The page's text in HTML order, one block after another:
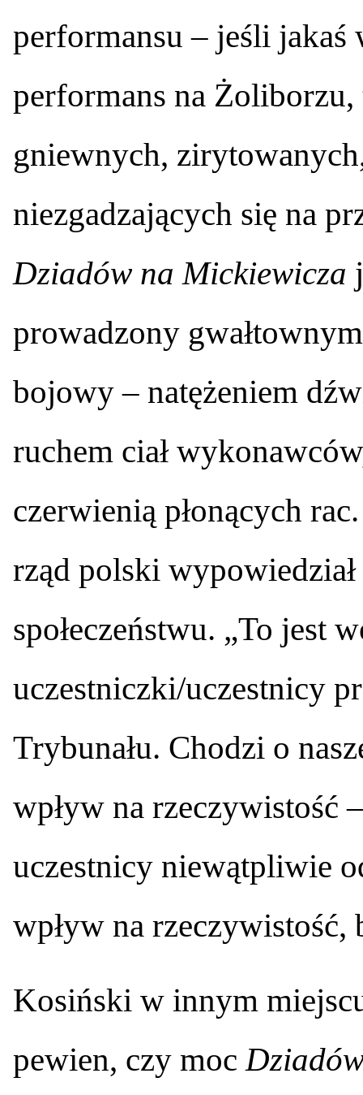
performansu – jeśli jakaś
performans na
gniewnych,
niezgadzających się na
Dziadów na Mickiewicza
prowadzony
bojowy – natężeniem
ruchem ciał
czerwienią płonących
rząd polski
społeczeństwu. „To jest
uczestniczki/uczestnicy
Trybunału. Chodzi o
wpływ na rzeczywistość
uczestnicy niewątpliwie
wpływ na rzeczywistość,
Kosiński w innym
pewien, czy moc